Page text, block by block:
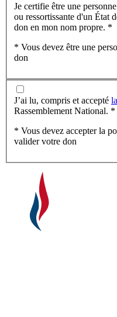
Je certifie être une
ou ressortissante d'un État
don en mon nom propre. *
* Vous devez être une
don
J’ai lu, compris et accepté
Rassemblement National. *
* Vous devez accepter la
valider votre don